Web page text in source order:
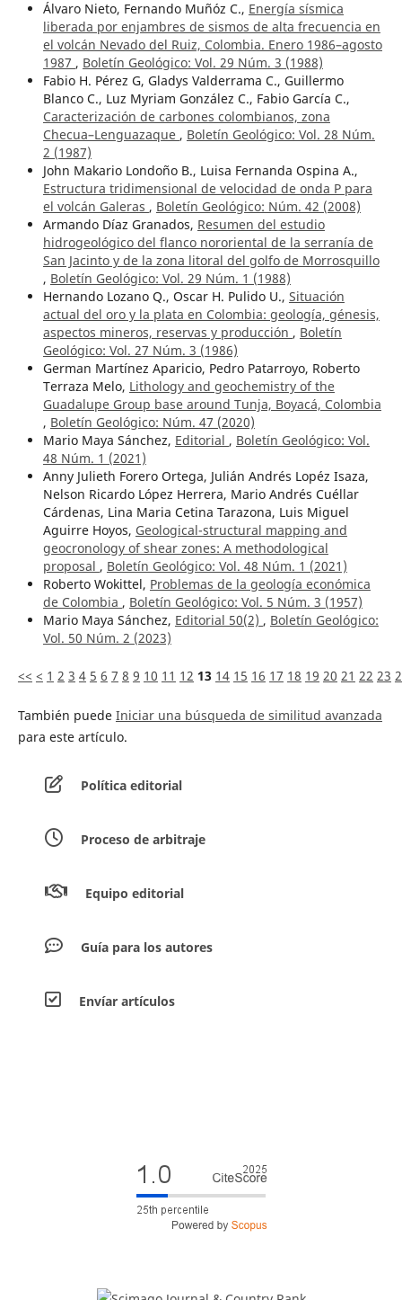
Álvaro Nieto, Fernando Muñóz C., Energía sísmica
liberada por enjambres de sismos de alta frecuencia en
el volcán Nevado del Ruiz, Colombia. Enero 1986–agosto
1987 , Boletín Geológico: Vol. 29 Núm. 3 (1988)
Fabio H. Pérez G, Gladys Valderrama C., Guillermo
Blanco C., Luz Myriam González C., Fabio García C.,
Caracterización de carbones colombianos, zona
Checua–Lenguazaque , Boletín Geológico: Vol. 28 Núm.
2 (1987)
John Makario Londoño B., Luisa Fernanda Ospina A.,
Estructura tridimensional de velocidad de onda P para
el volcán Galeras , Boletín Geológico: Núm. 42 (2008)
Armando Díaz Granados, Resumen del estudio
hidrogeológico del flanco nororiental de la serranía de
San Jacinto y de la zona litoral del golfo de Morrosquillo
, Boletín Geológico: Vol. 29 Núm. 1 (1988)
Hernando Lozano Q., Oscar H. Pulido U., Situación
actual del oro y la plata en Colombia: geología, génesis,
aspectos mineros, reservas y producción , Boletín
Geológico: Vol. 27 Núm. 3 (1986)
German Martínez Aparicio, Pedro Patarroyo, Roberto
Terraza Melo, Lithology and geochemistry of the
Guadalupe Group base around Tunja, Boyacá, Colombia
, Boletín Geológico: Núm. 47 (2020)
Mario Maya Sánchez, Editorial , Boletín Geológico: Vol.
48 Núm. 1 (2021)
Anny Julieth Forero Ortega, Julián Andrés Lopéz Isaza,
Nelson Ricardo López Herrera, Mario Andrés Cuéllar
Cárdenas, Lina Maria Cetina Tarazona, Luis Miguel
Aguirre Hoyos, Geological-structural mapping and
geocronology of shear zones: A methodological
proposal , Boletín Geológico: Vol. 48 Núm. 1 (2021)
Roberto Wokittel, Problemas de la geología económica
de Colombia , Boletín Geológico: Vol. 5 Núm. 3 (1957)
Mario Maya Sánchez, Editorial 50(2) , Boletín Geológico:
Vol. 50 Núm. 2 (2023)
<< < 1 2 3 4 5 6 7 8 9 10 11 12 13 14 15 16 17 18 19 20 21 22 23
También puede Iniciar una búsqueda de similitud avanzada
para este artículo.
Política editorial
Proceso de arbitraje
Equipo editorial
Guía para los autores
Envíar artículos